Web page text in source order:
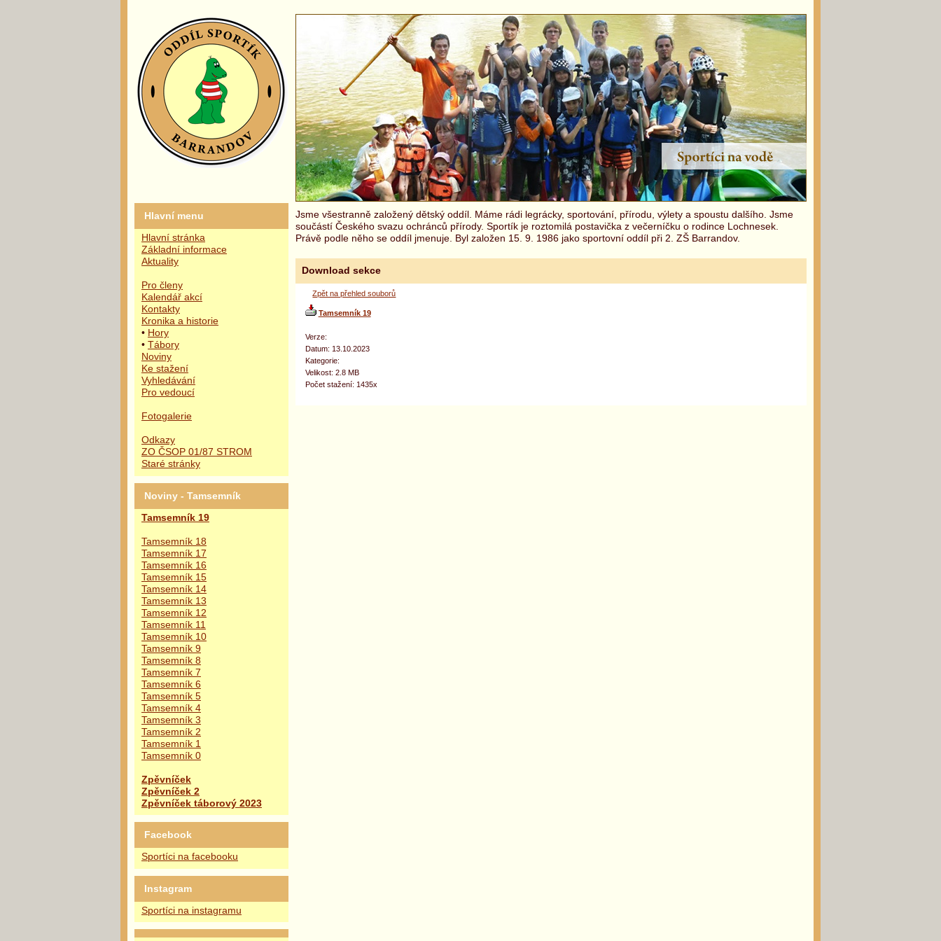
Hlavní menu
Hlavní stránka
Základní informace
Aktuality
Pro členy
Kalendář akcí
Kontakty
Kronika a historie
• Hory
• Tábory
Noviny
Ke stažení
Vyhledávání
Pro vedoucí
Fotogalerie
Odkazy
ZO ČSOP 01/87 STROM
Staré stránky
Noviny - Tamsemník
Tamsemník 19
Tamsemník 18
Tamsemník 17
Tamsemník 16
Tamsemník 15
Tamsemník 14
Tamsemník 13
Tamsemník 12
Tamsemník 11
Tamsemník 10
Tamsemník 9
Tamsemník 8
Tamsemník 7
Tamsemník 6
Tamsemník 5
Tamsemník 4
Tamsemník 3
Tamsemník 2
Tamsemník 1
Tamsemník 0
Zpěvníček
Zpěvníček 2
Zpěvníček táborový 2023
Facebook
Sportíci na facebooku
Instagram
Sportíci na instagramu
Jsme všestranně založený dětský oddíl. Máme rádi legrácky, sportování, přírodu, výlety a spoustu dalšího. Jsme
součástí Českého svazu ochránců přírody. Sportík je roztomilá postavička z večerníčku o rodince Lochnesek.
Právě podle něho se oddíl jmenuje. Byl založen 15. 9. 1986 jako sportovní oddíl při 2. ZŠ Barrandov.
Download sekce
Zpět na přehled souborů
Tamsemník 19
Verze:
Datum: 13.10.2023
Kategorie:
Velikost: 2.8 MB
Počet stažení: 1435x